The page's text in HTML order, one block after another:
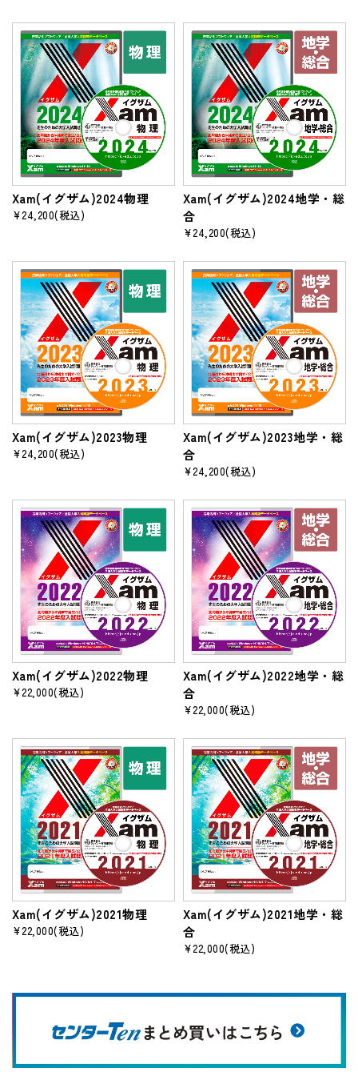
Xam(イグザム)2024物理
¥24,200(税込)
Xam(イグザム)2024地学・総
合
¥24,200(税込)
Xam(イグザム)2023物理
¥24,200(税込)
Xam(イグザム)2023地学・総
合
¥24,200(税込)
Xam(イグザム)2022物理
¥22,000(税込)
Xam(イグザム)2022地学・総
合
¥22,000(税込)
Xam(イグザム)2021物理
¥22,000(税込)
Xam(イグザム)2021地学・総
合
¥22,000(税込)